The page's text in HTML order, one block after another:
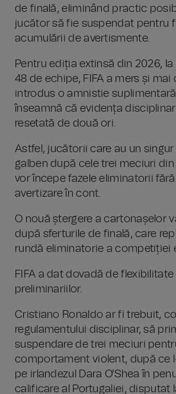
de finală, eliminând practic
jucător să fie suspendat pentru
acumulării de avertismente.
Pentru ediția extinsă din 2026,
48 de echipe, FIFA a mers și mai
introdus o amnistie
înseamnă că evidența
resetată de două ori.
Astfel, jucătorii care au un
galben după cele trei meciuri
vor începe fazele eliminatorii
avertizare în cont.
O nouă ștergere a cartonașelor
după sferturile de finală, care
rundă eliminatorie a competiției
FIFA a dat dovadă de flexibilitate
preliminariilor.
Cristiano Ronaldo ar fi trebuit,
regulamentului disciplinar, să
suspendare de trei meciuri
comportament violent, după ce
pe irlandezul Dara O'Shea în
calificare al Portugaliei, disputat